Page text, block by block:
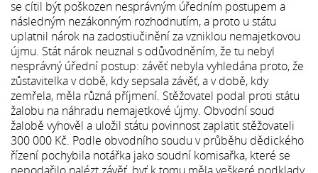
se cítil být poškozen nesprávným úředním postupem a
následným nezákonným rozhodnutím, a proto u státu
uplatnil nárok na zadostiučinění za vzniklou nemajetkovou
újmu. Stát nárok neuznal s odůvodněním, že tu nebyl
nesprávný úřední postup: závěť nebyla vyhledána proto, že
zůstavitelka v době, kdy sepsala závěť, a v době, kdy
zemřela, měla různá příjmení. Stěžovatel podal proti státu
žalobu na náhradu nemajetkové újmy. Obvodní soud
žalobě vyhověl a uložil státu povinnost zaplatit stěžovateli
300 000 Kč. Podle obvodního soudu v průběhu dědického
řízení pochybila notářka jako soudní komisařka, které se